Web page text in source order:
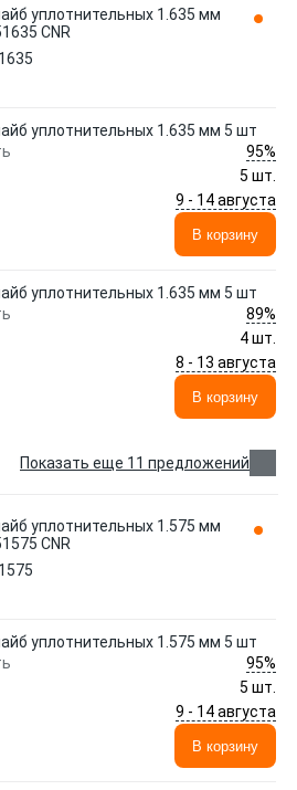
уплотнительных 1.635 мм
CNR
уплотнительных 1.635 мм 5 шт
95%
5 шт.
9 - 14 августа
В корзину
уплотнительных 1.635 мм 5 шт
89%
4 шт.
8 - 13 августа
В корзину
Показать еще 11 предложений
уплотнительных 1.575 мм
CNR
уплотнительных 1.575 мм 5 шт
95%
5 шт.
9 - 14 августа
В корзину